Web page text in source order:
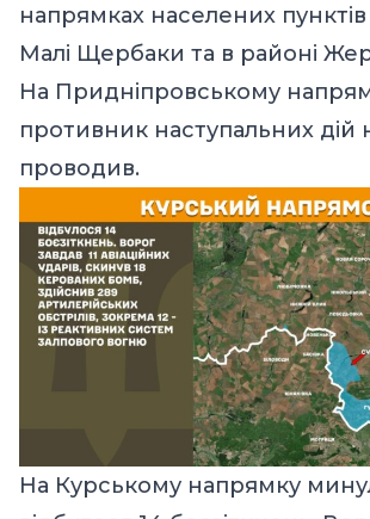
напрямках населених
Малі Щербаки та в районі
На Придніпровському
противник наступальних дій
проводив.
На Курському напрямку